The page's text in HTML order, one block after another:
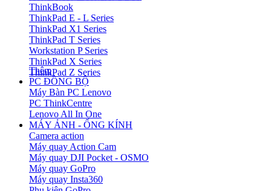
ThinkBook
ThinkPad E - L Series
ThinkPad X1 Series
ThinkPad T Series
Workstation P Series
ThinkPad X Series
ThinkPad Z Series
Thêm
PC ĐỒNG BỘ
Máy Bàn PC Lenovo
PC ThinkCentre
Lenovo All In One
MÁY ẢNH - ỐNG KÍNH
Camera action
Máy quay Action Cam
Máy quay DJI Pocket - OSMO
Máy quay GoPro
Máy quay Insta360